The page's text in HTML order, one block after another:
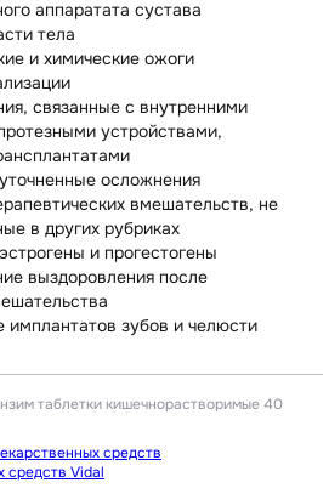
аппаратата сустава
тела
и химические ожоги
связанные с внутренними
устройствами,
осложнения
вмешательств, не
в других рубриках
и прогестогены
выздоровления после
зубов и челюсти
таблетки кишечнорастворимые 40
средств
средств Vidal